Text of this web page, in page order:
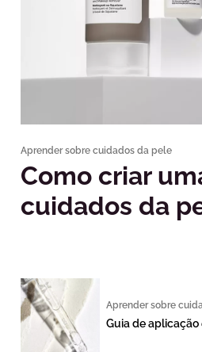
Aprender sobre cuidados da pele
Como criar
cuidados da
Aprender sobre
Guia de